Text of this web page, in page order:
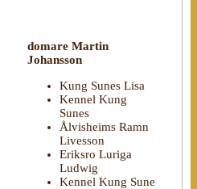
domare Martin
Johansson
Kung Sunes Lisa
Kennel Kung
Sunes
Ålvisheims Ramn
Livesson
Eriksro Luriga
Ludwig
Kennel Kung Sune